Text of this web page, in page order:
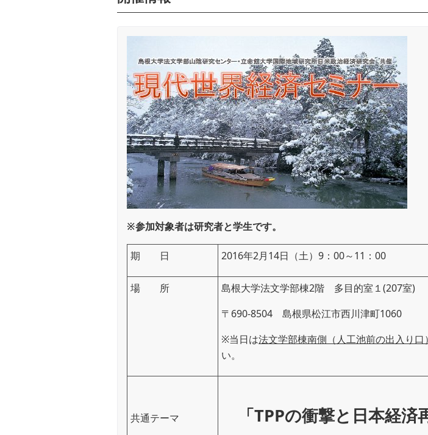
※参加対象者は研究者と学生です。
期 日 2016年2月14日（土）9：00～11：00
場 所
島根大学法文学部棟2階 多目的室１(207室)
〒690-8504 島根県松江市西川津町1060
※当日は法文学部棟南側（人工池前の出入り口）
い。
共通テーマ 「TPPの衝撃と日本経済